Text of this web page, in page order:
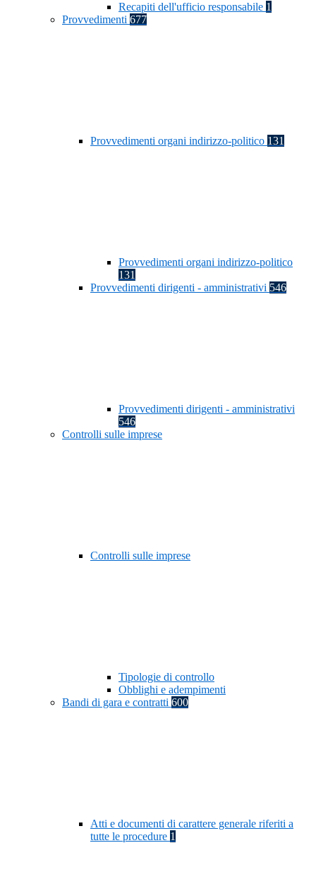
Recapiti dell'ufficio responsabile 1
Provvedimenti 677
Provvedimenti organi indirizzo-politico 131
Provvedimenti organi indirizzo-politico
131
Provvedimenti dirigenti - amministrativi 546
Provvedimenti dirigenti - amministrativi
546
Controlli sulle imprese
Controlli sulle imprese
Tipologie di controllo
Obblighi e adempimenti
Bandi di gara e contratti 600
Atti e documenti di carattere generale riferiti a
tutte le procedure 1